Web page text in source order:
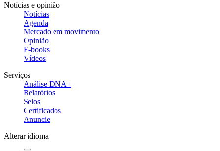
Notícias e opinião
Notícias
Agenda
Mercado em movimento
Opinião
E-books
Vídeos
Serviços
Análise DNA+
Relatórios
Selos
Certificados
Anuncie
Alterar idioma